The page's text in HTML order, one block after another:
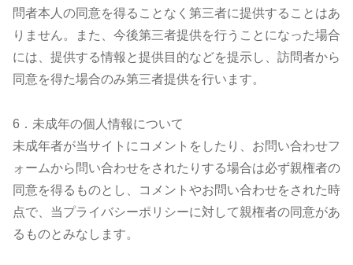
問者本人の同意を得ることなく第三者に提供することはあ
りません。また、今後第三者提供を行うことになった場合
には、提供する情報と提供目的などを提示し、訪問者から
同意を得た場合のみ第三者提供を行います。
6．未成年の個人情報について
未成年者が当サイトにコメントをしたり、お問い合わせフ
ォームから問い合わせをされたりする場合は必ず親権者の
同意を得るものとし、コメントやお問い合わせをされた時
点で、当プライバシーポリシーに対して親権者の同意があ
るものとみなします。